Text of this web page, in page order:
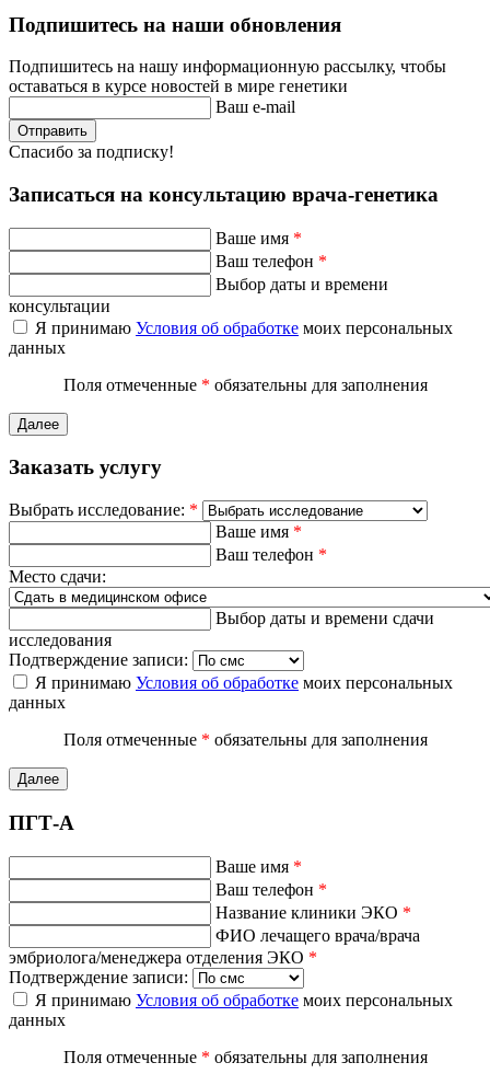
Подпишитесь на наши обновления
Подпишитесь на нашу информационную рассылку, чтобы
оставаться в курсе новостей в мире генетики
Ваш e-mail
Отправить
Спасибо за подписку!
Записаться на консультацию врача-генетика
Ваше имя *
Ваш телефон *
Выбор даты и времени
консультации
Я принимаю Условия об обработке моих персональных
данных
Поля отмеченные * обязательны для заполнения
Далее
Заказать услугу
Выбрать исследование: *
Ваше имя *
Ваш телефон *
Место сдачи:
Выбор даты и времени сдачи
исследования
Подтверждение записи:
Я принимаю Условия об обработке моих персональных
данных
Поля отмеченные * обязательны для заполнения
Далее
ПГТ-А
Ваше имя *
Ваш телефон *
Название клиники ЭКО *
ФИО лечащего врача/врача
эмбриолога/менеджера отделения ЭКО *
Подтверждение записи:
Я принимаю Условия об обработке моих персональных
данных
Поля отмеченные * обязательны для заполнения